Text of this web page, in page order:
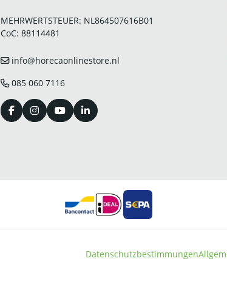
MEHRWERTSTEUER: NL864507616B01
CoC: 88114481
info@horecaonlinestore.nl
085 060 7116
Datenschutzbestimmungen